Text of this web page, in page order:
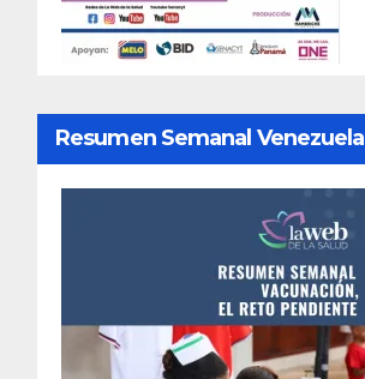
Resumen Semanal Venezuela